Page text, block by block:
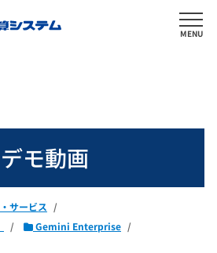
MENU
デモ動画
サービス
Gemini Enterprise